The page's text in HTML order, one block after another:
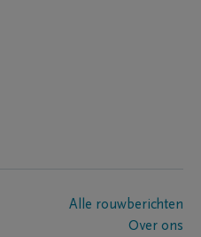
Alle rouwberichten
Over ons